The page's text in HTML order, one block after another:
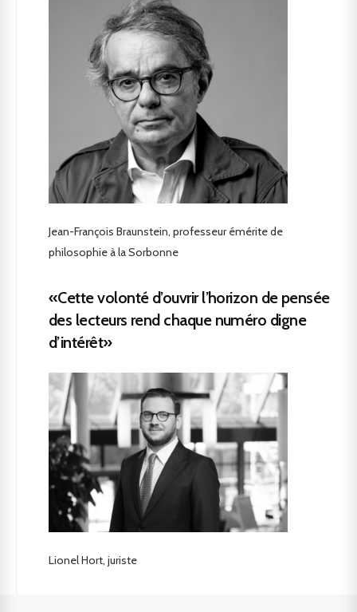
Jean-François Braunstein, professeur émérite de
philosophie à la Sorbonne
«Cette volonté d’ouvrir l’horizon de pensée
des lecteurs rend chaque numéro digne
d’intérêt»
Lionel Hort, juriste